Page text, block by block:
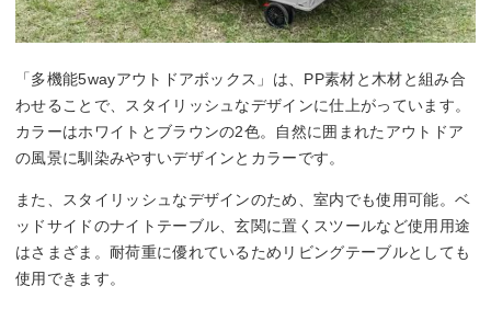
「多機能5wayアウトドアボックス」は、PP素材と木材と組み合
わせることで、スタイリッシュなデザインに仕上がっています。
カラーはホワイトとブラウンの2色。自然に囲まれたアウトドア
の風景に馴染みやすいデザインとカラーです。
また、スタイリッシュなデザインのため、室内でも使用可能。ベ
ッドサイドのナイトテーブル、玄関に置くスツールなど使用用途
はさまざま。耐荷重に優れているためリビングテーブルとしても
使用できます。